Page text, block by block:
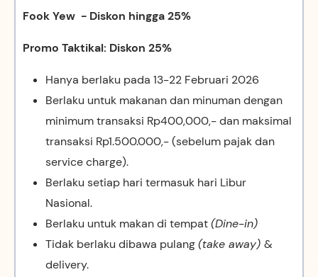
Fook Yew - Diskon hingga 25%
Promo Taktikal: Diskon 25%
Hanya berlaku pada 13-22 Februari 2026
Berlaku untuk makanan dan minuman dengan
minimum transaksi Rp400,000,- dan maksimal
transaksi Rp1.500.000,- (sebelum pajak dan
service charge).
Berlaku setiap hari termasuk hari Libur
Nasional.
Berlaku untuk makan di tempat(Dine-in)
Tidak berlaku dibawa pulang(take away) &
delivery.